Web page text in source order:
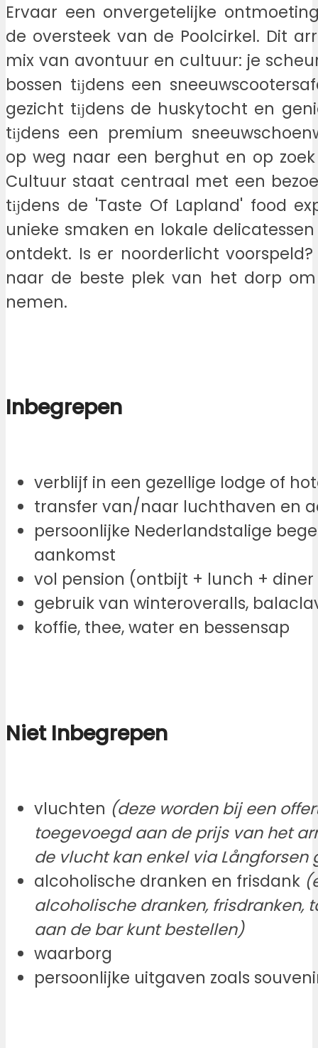
Ervaar een onvergetelijke
de oversteek van de Poolcirkel. Dit
mix van avontuur en cultuur: je
bossen tĳdens een
gezicht tĳdens de huskytocht en
tĳdens een premium
op weg naar een berghut en op
Cultuur staat centraal met een
tĳdens de 'Taste Of Lapland' food
unieke smaken en lokale
ontdekt. Is er noorderlicht
naar de beste plek van het dorp
nemen.
Inbegrepen
verblijf in een gezellige lodge of
transfer van/naar luchthaven en
persoonlijke Nederlandstalige
aankomst
vol pension (ontbijt + lunch +
gebruik van winteroveralls,
koffie, thee, water en bessensap
Niet Inbegrepen
vluchten (deze worden bij een
toegevoegd aan de prijs van het
de vlucht kan enkel via Långforsen
alcoholische dranken en frisdank
alcoholische dranken, frisdranken,
aan de bar kunt bestellen)
waarborg
persoonlijke uitgaven zoals